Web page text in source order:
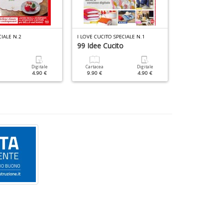
N.2
Digitale
4.90 €
I LOVE CUCITO SPECIALE N.1
99 Idee Cucito
Cartacea
9.90 €
Digitale
4.90 €